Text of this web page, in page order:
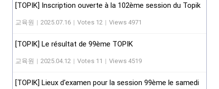
[TOPIK] Inscription ouverte à la 102ème session du Topik
교육원 | 2025.07.16 | Votes 12 | Views 4971
[TOPIK] Le résultat de 99ème TOPIK
교육원 | 2025.04.12 | Votes 11 | Views 4519
[TOPIK] Lieux d'examen pour la session 99ème le samedi